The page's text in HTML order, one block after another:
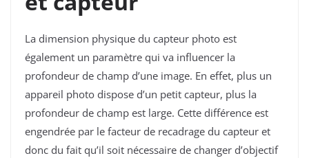
La dimension physique du capteur photo est
également un paramètre qui va influencer la
profondeur de champ d’une image. En effet, plus un
appareil photo dispose d’un petit capteur, plus la
profondeur de champ est large. Cette différence est
engendrée par le facteur de recadrage du capteur et
donc du fait qu’il soit nécessaire de changer d’objectif